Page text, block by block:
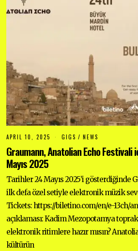
APRIL 10, 2025
R
0
2
0
2
5
GIGS / NEWS
Graumann, Anatolian Echo Festivali
Mayıs 2025
Tarihler 24 Mayıs 2025’i gösterdiğinde
ilk defa özel setiyle elektronik müzik
Tickets: https://biletino.com/en/e-13ch/
açıklaması: Kadim Mezopotamya
elektronik ritimlere hazır mısın?
kültürün